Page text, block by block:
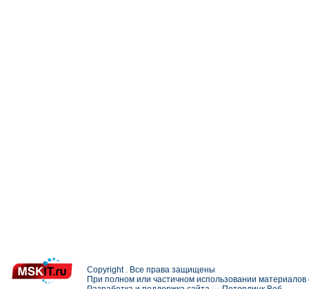
Copyright . Все права защищены
При полном или частичном использовании